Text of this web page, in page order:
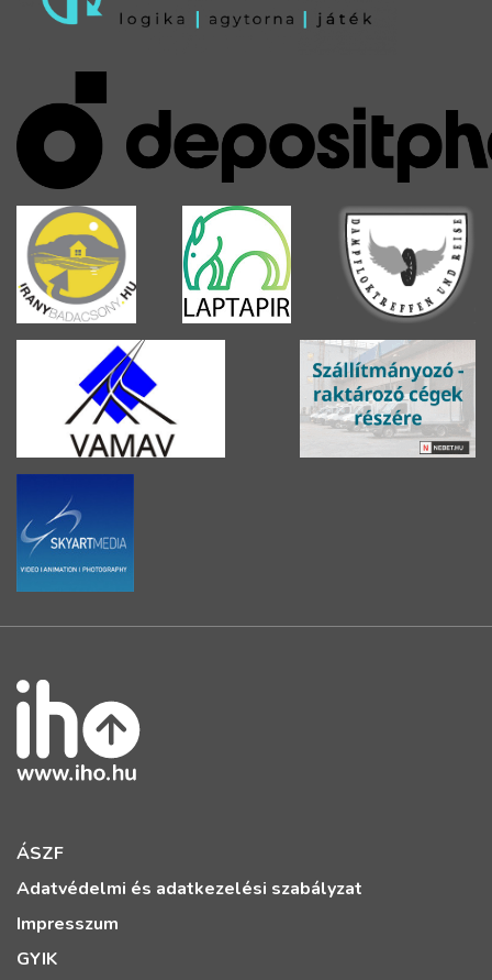
ÁSZF
Adatvédelmi és adatkezelési szabályzat
Impresszum
GYIK